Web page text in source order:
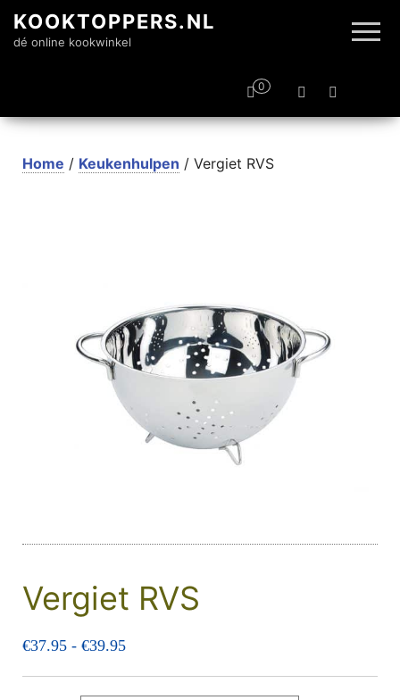
KOOKTOPPERS.NL
dé online kookwinkel
0
Home / Keukenhulpen / Vergiet RVS
Vergiet RVS
€37.95 - €39.95Prijsklasse: €37.95 tot €39.95